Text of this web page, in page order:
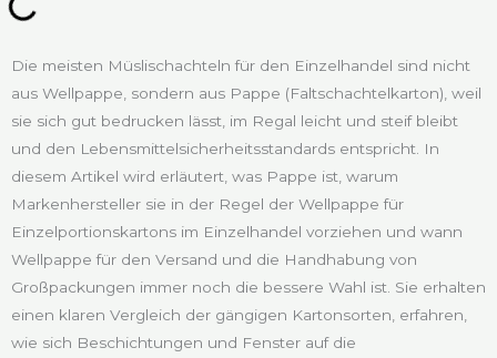
Die meisten Müslischachteln für den Einzelhandel sind nicht
aus Wellpappe, sondern aus Pappe (Faltschachtelkarton), weil
sie sich gut bedrucken lässt, im Regal leicht und steif bleibt
und den Lebensmittelsicherheitsstandards entspricht. In
diesem Artikel wird erläutert, was Pappe ist, warum
Markenhersteller sie in der Regel der Wellpappe für
Einzelportionskartons im Einzelhandel vorziehen und wann
Wellpappe für den Versand und die Handhabung von
Großpackungen immer noch die bessere Wahl ist. Sie erhalten
einen klaren Vergleich der gängigen Kartonsorten, erfahren,
wie sich Beschichtungen und Fenster auf die